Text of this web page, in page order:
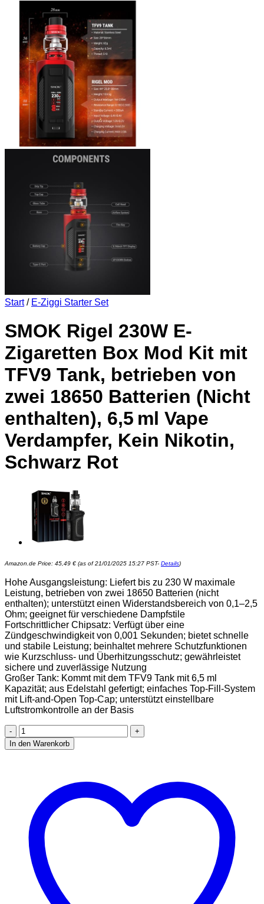
Start / E-Ziggi Starter Set
SMOK Rigel 230W E-
Zigaretten Box Mod Kit mit
TFV9 Tank, betrieben von
zwei 18650 Batterien (Nicht
enthalten), 6,5 ml Vape
Verdampfer, Kein Nikotin,
Schwarz Rot
Amazon.de Price: 45,49 € (as of 21/01/2025 15:27 PST- Details)
Hohe Ausgangsleistung: Liefert bis zu 230 W maximale
Leistung, betrieben von zwei 18650 Batterien (nicht
enthalten); unterstützt einen Widerstandsbereich von 0,1–2,5
Ohm; geeignet für verschiedene Dampfstile
Fortschrittlicher Chipsatz: Verfügt über eine
Zündgeschwindigkeit von 0,001 Sekunden; bietet schnelle
und stabile Leistung; beinhaltet mehrere Schutzfunktionen
wie Kurzschluss- und Überhitzungsschutz; gewährleistet
sichere und zuverlässige Nutzung
Großer Tank: Kommt mit dem TFV9 Tank mit 6,5 ml
Kapazität; aus Edelstahl gefertigt; einfaches Top-Fill-System
mit Lift-and-Open Top-Cap; unterstützt einstellbare
Luftstromkontrolle an der Basis
SMOK
Rigel
230W
TFV9
Tank,
betrieben
von
zwei
18650
Batterien
In den Warenkorb